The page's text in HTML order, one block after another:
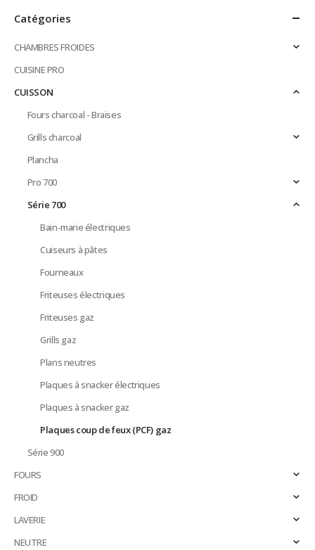
Catégories
CHAMBRES FROIDES
CUISINE PRO
CUISSON
Fours charcoal - Braises
Grills charcoal
Plancha
Pro 700
Série 700
Bain-marie électriques
Cuiseurs à pâtes
Fourneaux
Friteuses électriques
Friteuses gaz
Grills gaz
Plans neutres
Plaques à snacker électriques
Plaques à snacker gaz
Plaques coup de feux (PCF) gaz
Série 900
FOURS
FROID
LAVERIE
NEUTRE